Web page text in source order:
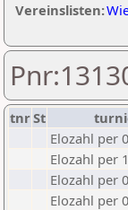
Vereinslisten:
tnrSt
Elozahl per
Elozahl per
Elozahl per
Elozahl per